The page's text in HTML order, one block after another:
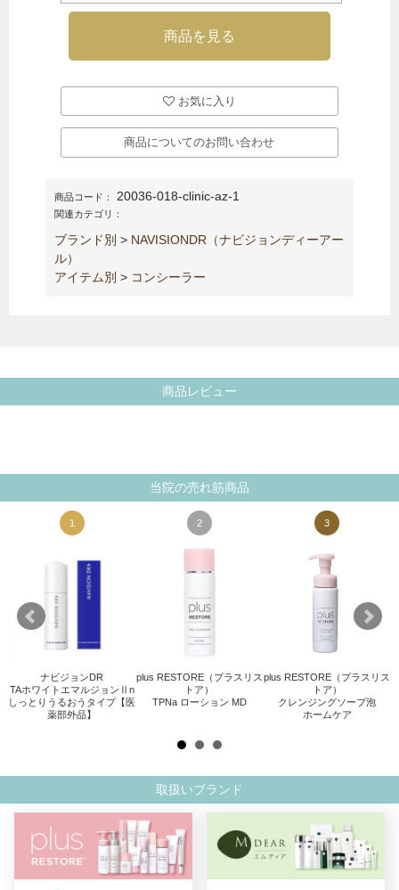
お気に入り
商品についてのお問い合わせ
商品コード： 20036-018-clinic-az-1
関連カテゴリ：
ブランド別 > NAVISIONDR（ナビジョンディーアー
ル）
アイテム別 > コンシーラー
商品レビュー
当院の売れ筋商品
1
ナビジョンDR
TAホワイトエマルジョンⅡn
しっとりうるおうタイプ【医
薬部外品】
2
plus RESTORE（プラスリス
トア）
TPNa ローション MD
3
plus RESTORE（プラスリス
トア）
クレンジングソープ泡
ホームケア
取扱いブランド